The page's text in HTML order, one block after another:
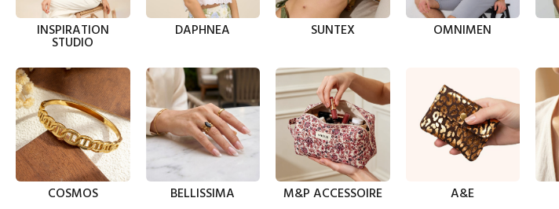
INSPIRATION
STUDIO
DAPHNEA SUNTEX OMNIMEN
COSMOS BELLISSIMA M&P ACCESSOIRE A&E